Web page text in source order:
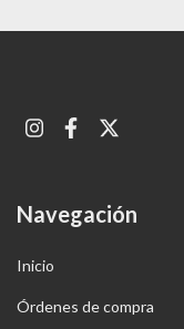
Navegación
Inicio
Órdenes de compra